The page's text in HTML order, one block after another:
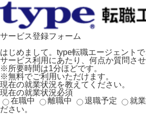
サービス登録フォーム
はじめまして。type転職エージェントで
サービス利用にあたり、何点か質問させ
※所要時間は1分ほどです。
※無料でご利用いただけます。
現在の就業状況を教えてください。
現在の就業状況必須
在職中
離職中 退職予定 就
ださい。